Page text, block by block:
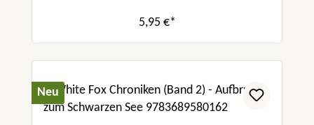
5,95 €*
Neu